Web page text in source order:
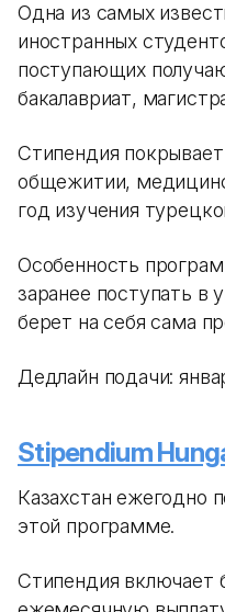
Одна из самых
иностранных
поступающих
бакалавриат,
Стипендия
общежитии,
год изучения
Особенность
заранее поступать в
берет на себя сама
Дедлайн подачи:
Stipendium
Казахстан ежегодно
этой программе.
Стипендия включает